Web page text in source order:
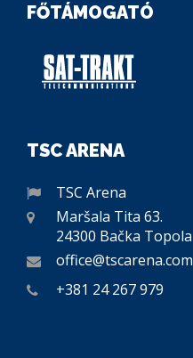
FŐTÁMOGATÓ
TSC ARENA
TSC Arena
Maršala Tita 63.
24300 Bačka Topola
office@tscarena.com
+381 24 267 979